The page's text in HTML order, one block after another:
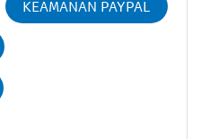
KEAMANAN PAYPAL